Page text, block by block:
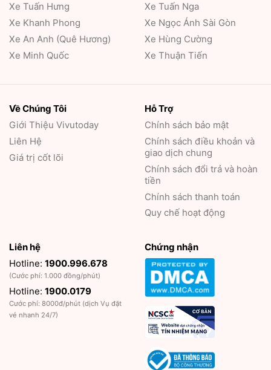
Xe Tuấn Hưng
Xe Khanh Phong
Xe An Anh (Quê Hương)
Xe Minh Quốc
Xe Tuấn Nga
Xe Ngọc Ánh Sài Gòn
Xe Hùng Cường
Xe Thuận Tiến
Về Chúng Tôi
Giới Thiệu Vivutoday
Liên Hệ
Giá trị cốt lõi
Hỗ Trợ
Chính sách bảo mật
Chính sách điều khoản và
giao dịch chung
Chính sách đổi trả và hoàn
tiền
Chính sách thanh toán
Quy chế hoạt động
Liên hệ
Hotline: 1900.996.678
(Cước phí: 1.000 đồng/phút)
Hotline: 1900.0179
Cước phí: 8000đ/phút (dịch Vụ đặt
vé nhanh 24/7)
Chứng nhận